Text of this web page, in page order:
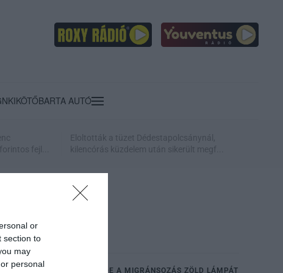
or
section to
may
personal
KIKÖTŐBARTA AUTÓ
fejl...
Eloltották a tüzet Dédestapolcsánynál,
kilencórás küzdelem után sikerült megf...
A "MELEG-LOBBI" NEM, DE A MIGRÁNSOZÁS ZÖLD LÁMPÁT